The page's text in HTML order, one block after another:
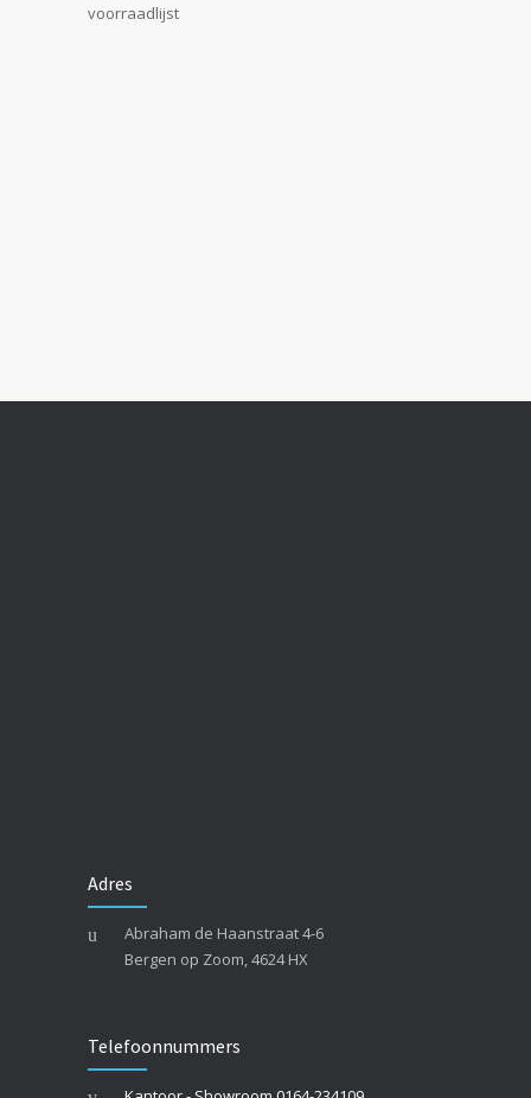
voorraadlijst
Adres
Abraham de Haanstraat 4-6
Bergen op Zoom, 4624 HX
Telefoonnummers